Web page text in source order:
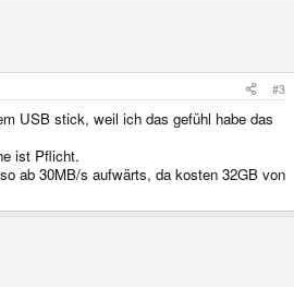
#3
USB stick, weil ich das gefühl habe das
ist Pflicht.
ab 30MB/s aufwärts, da kosten 32GB von